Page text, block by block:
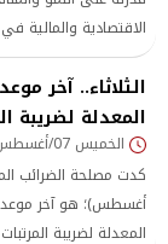
الاقتصادية والمالية
والاقتصادي يشهد
على هذا المسار، بما
الثلاثاء.. آخر
المعدلة لضريبة
الخميس 07/أغسطس/2025 - 03:25 ص
أغسطس)؛ هو آخر موعد